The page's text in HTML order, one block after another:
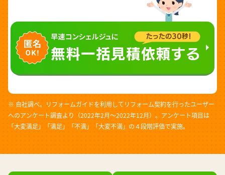
※ 自社調べ。リフォームガイドを利用してリフォーム契約を行ったユーザー
へのアンケート調査より（2022年2月～2022年12月）。アンケート項目は
「大変満足」「満足」「不満」「大変不満」の４段階評価で実施。